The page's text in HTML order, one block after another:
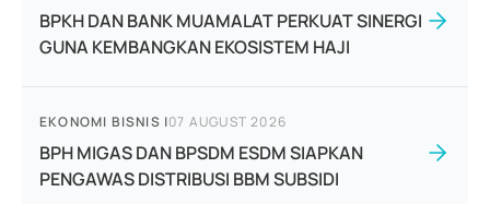
BPKH DAN BANK MUAMALAT PERKUAT SINERGI
GUNA KEMBANGKAN EKOSISTEM HAJI
EKONOMI BISNIS |07 AUGUST 2026
BPH MIGAS DAN BPSDM ESDM SIAPKAN
PENGAWAS DISTRIBUSI BBM SUBSIDI